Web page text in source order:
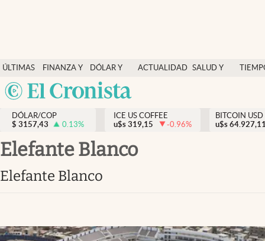
ÚLTIMAS
NOTICIAS
FINANZA Y
ECONOMÍA
DÓLAR Y
MERCADOS
ACTUALIDAD SALUD Y
México
Salud y nutrición
Vida espiritual
Actualidad
Dólar y mercados
Curiosidades
DÓLAR/COP
$ 3157,43 0.13%
ICE US COFFEE
u$s 319,15 -0.96%
BITCOIN USD
u$s
Elefante Blanco
Elefante Blanco